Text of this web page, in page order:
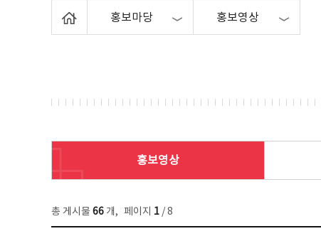
홍보마당 홍보영상
홍보영상
총 게시물 66 개, 페이지 1 / 8